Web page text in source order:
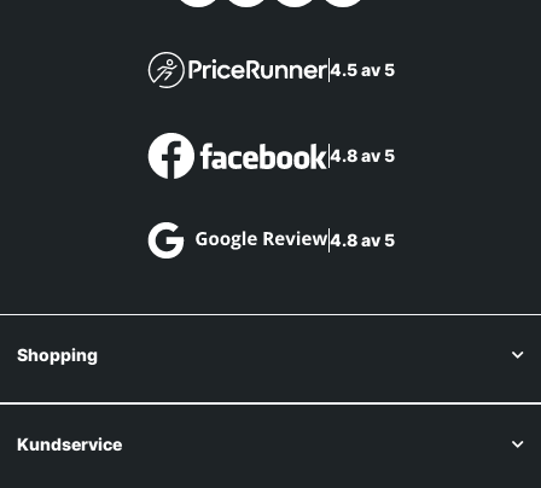
4.5 av 5
4.8 av 5
4.8 av 5
Shopping
Kundservice